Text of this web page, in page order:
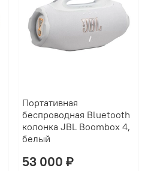
Портативная
беспроводная Bluetooth
колонка JBL Boombox 4,
белый
53 000 ₽